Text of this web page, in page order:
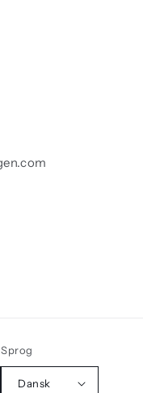
Sprog
Dansk